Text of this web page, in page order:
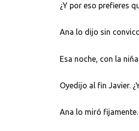
¿Y por eso prefieres
Ana lo dijo sin
Esa noche, con la
Oyedijo al fin Javier.
Ana lo miró fijamente.